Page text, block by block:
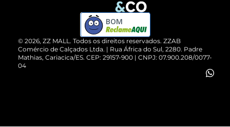
ZZ MALL é confiável
Cartão Presente
Vendas Corporativas
Compre pelo WhatsApp
© 2026, ZZ MALL. Todos os direitos reservados. ZZAB
Comércio de Calçados Ltda. | Rua África do Sul, 2280. Padre
Mathias, Cariacica/ES. CEP: 29157-900 | CNPJ: 07.900.208/0077-
04
BOM